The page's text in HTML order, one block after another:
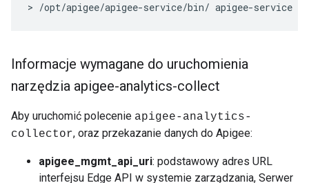
> /opt/apigee/apigee-service/bin/ apigee-service
Informacje wymagane do uruchomienia
narzędzia apigee-analytics-collect
Aby uruchomić polecenie apigee-analytics-
collector, oraz przekazanie danych do Apigee:
apigee_mgmt_api_uri: podstawowy adres URL
interfejsu Edge API w systemie zarządzania, Serwer